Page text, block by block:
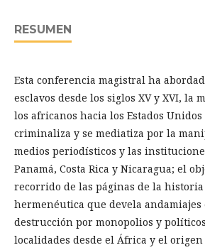
RESUMEN
Esta conferencia magistral ha
esclavos desde los siglos XV y XVI, la
los africanos hacia los Estados
criminaliza y se mediatiza por la
medios periodísticos y las
Panamá, Costa Rica y Nicaragua; el
recorrido de las páginas de la
hermenéutica que devela
destrucción por monopolios y
localidades desde el África y el